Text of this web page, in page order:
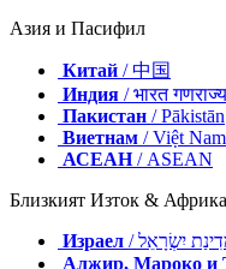
Азия и Пасифил
Китай / 中国
Индия / भारत गणराज्य
Пакистан / Pākistān
Виетнам / Việt Nam
АСЕАН/ ASEAN
Близкият Изток & Африка
Израел
יִשְׂרָאֵל
Алжир, Мароко и